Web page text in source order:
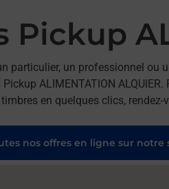
Pickup
particulier, un professionnel ou
ALIMENTATION
en quelques clics, rendez-
nos offres en ligne sur notre